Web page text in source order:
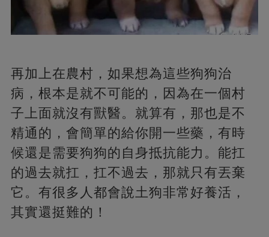
再加上在農村，如果想為這些狗狗治
病，根本是就不可能的，因為在一個村
子上面就沒有獸醫。就算有，那也是不
精通的，會簡單的給你開一些藥，有時
候還是需要狗狗的自身抵抗能力。能扛
的過去就扛，扛不過去，那就只有丟棄
它。有很多人都會說土狗非常好養活，
其實還挺難的！